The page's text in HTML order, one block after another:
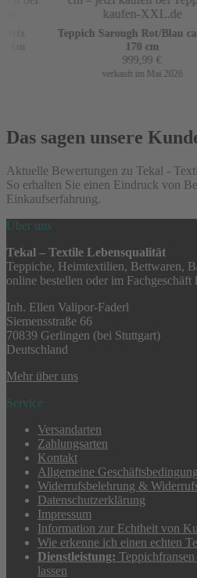
Teppich Sarough Rot/Blau ca.
170 cm
999,99€
verkauft im Mai 2026
Das sagen unsere
Aktuelle Bewertungen zu Tekal -
So erhalten Sie einen Eindruck von
Einkaufserfahrung.
Über uns
Tekal – Textile Lebensqualität
Teppiche, Heimtextilien, Bettwaren,
online bestellen oder im Fachgeschäft
Inh. Ellen Valipor-Faderl
Siemensstraße 66
70839 Gerlingen (bei Stuttgart)
Deutschland
Mehr über uns
Service
Versandarten
Zahlungsarten
Kontakt
Allgemeine
Widerrufsbelehrung &
Datenschutzerklärung
Impressum
Information zur Echtheit von
Wie erkenne ich einen echten
Dienstleistung:
lassen